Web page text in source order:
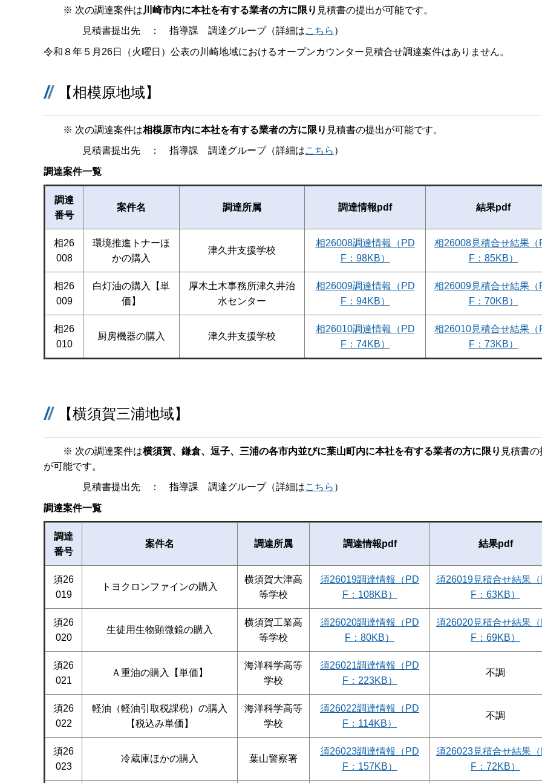
※ 次の調達案件は 川崎市内に本社を有する業者の方に限り 見積書の提出が可能です。
見積書提出先 ： 指導課 調達グループ（詳細はこちら ）
令和８年５月26日（火曜日）公表の川崎地域におけるオープンカウンター見積合せ調達案件はありません。
【相模原地域】
※ 次の調達案件は相模原市内に本社を有する業者の方に限り 見積書の提出が可能です。
見積書提出先 ： 指導課 調達グループ（詳細はこちら ）
調達案件一覧
調達
番号
案件名 調達所属 調達情報pdf 結果pdf
相26
008
環境推進トナーほ
かの購入
津久井支援学校
相26008調達情報（PD
F：98KB）
相26008見積合せ結果（
F：85KB）
相26
009
白灯油の購入【単
価】
厚木土木事務所津久井治
水センター
相26009調達情報（PD
F：94KB）
相26009見積合せ結果（
F：70KB）
相26
010
厨房機器の購入 津久井支援学校
相26010調達情報（PD
F：74KB）
相26010見積合せ結果（
F：73KB）
【横須賀三浦地域】
※ 次の調達案件は横須賀、鎌倉、逗子、三浦の各市内並びに葉山町内に本社を有する業者の方に限り 見積書の
が可能です。
見積書提出先 ： 指導課 調達グループ（詳細はこちら ）
調達案件一覧
調達
番号
案件名 調達所属 調達情報pdf 結果pdf
須26
019
トヨクロンファインの購入
横須賀大津高
等学校
須26019調達情報（PD
F：108KB）
須26019見積合せ結果
F：63KB）
須26
020
生徒用生物顕微鏡の購入
横須賀工業高
等学校
須26020調達情報（PD
F：80KB）
須26020見積合せ結果
F：69KB）
須26
021
Ａ重油の購入【単価】
海洋科学高等
学校
須26021調達情報（PD
F：223KB）
不調
須26
022
軽油（軽油引取税課税）の購入
【税込み単価】
海洋科学高等
学校
須26022調達情報（PD
F：114KB）
不調
須26
023
冷蔵庫ほかの購入 葉山警察署
須26023調達情報（PD
F：157KB）
須26023見積合せ結果
F：72KB）